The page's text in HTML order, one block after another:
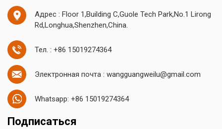
Адрес : Floor 1,Building C,Guole Tech Park,No.1 Lirong
Rd,Longhua,Shenzhen,China.
Тел. : +86 15019274364
Электронная почта : wangguangweilu@gmail.com
Whatsapp: +86 15019274364
Подписаться